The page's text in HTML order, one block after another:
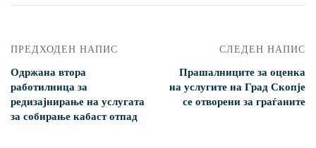
ПРЕДХОДЕН НАПИС
Одржана втора
работилница за
редизајнирање на услугата
за собирање кабаст отпад
СЛЕДЕН НАПИС
Прашалниците за оценка
на услугите на Град Скопје
се отворени за граѓаните